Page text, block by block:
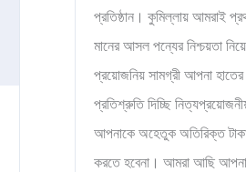
প্রতিষ্ঠান। কুমিল্লায় আমরাই
মানের আসল পন্যের নিশ্চয়তা
প্রয়োজনিয় সামগ্রী আপনা
প্রতিশ্রুতি দিচ্ছি
আপনাকে অহেতুক অতিরিক্ত
করতে হবেনা। আমরা আছি